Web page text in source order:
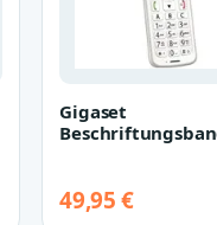
Gigaset
mi…
49,95 €